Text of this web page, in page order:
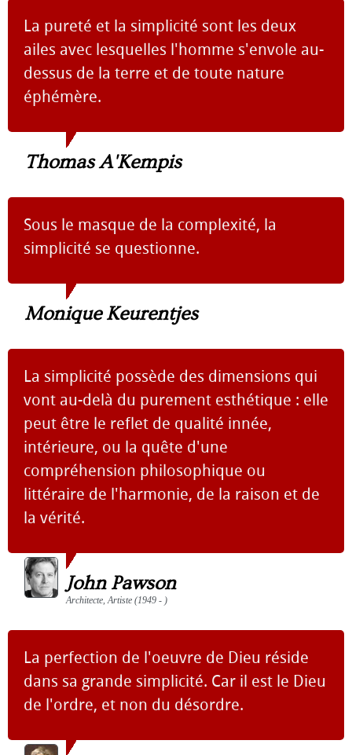
La pureté et la simplicité sont les deux
ailes avec lesquelles l'homme s'envole au-
dessus de la terre et de toute nature
éphémère.
Thomas A'Kempis
Sous le masque de la complexité, la
simplicité se questionne.
Monique Keurentjes
La simplicité possède des dimensions qui
vont au-delà du purement esthétique : elle
peut être le reflet de qualité innée,
intérieure, ou la quête d'une
compréhension philosophique ou
littéraire de l'harmonie, de la raison et de
la vérité.
John Pawson
Architecte, Artiste (1949 - )
La perfection de l'oeuvre de Dieu réside
dans sa grande simplicité. Car il est le Dieu
de l'ordre, et non du désordre.